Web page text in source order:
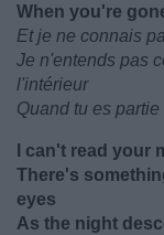
When you're
Et je ne connais
Je n'entends pas
l'intérieur
Quand tu es
I can't read your
There's
eyes
As the night